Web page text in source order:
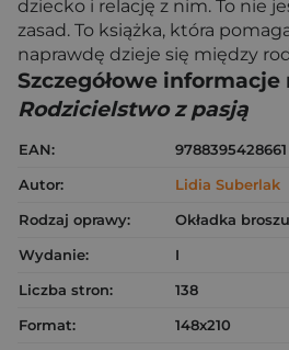
dziecko i relację z nim. To nie
zasad. To książka, która
naprawdę dzieje się między
Szczegółowe
Rodzicielstwo z pasją
EAN:
9788395428661
Autor:
Lidia Suberlak
Rodzaj oprawy:
Okładka
Wydanie:
I
Liczba stron:
138
Format:
148x210